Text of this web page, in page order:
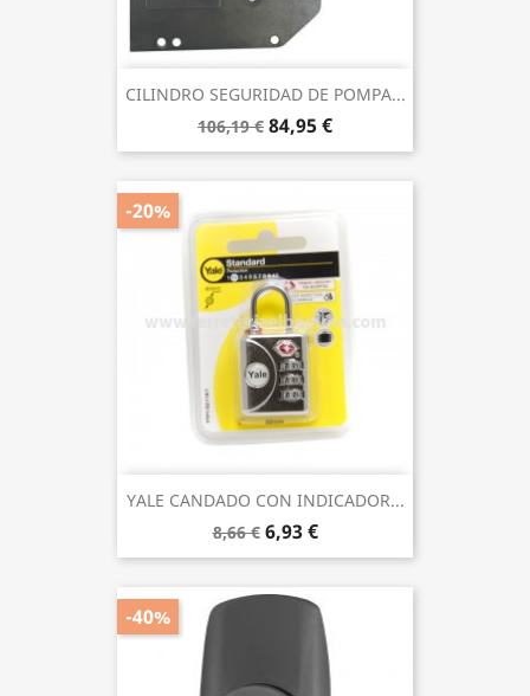
CILINDRO SEGURIDAD DE POMPA...
106,19 € 84,95 €
YALE CANDADO CON INDICADOR...
8,66 € 6,93 €
-20%
-40%